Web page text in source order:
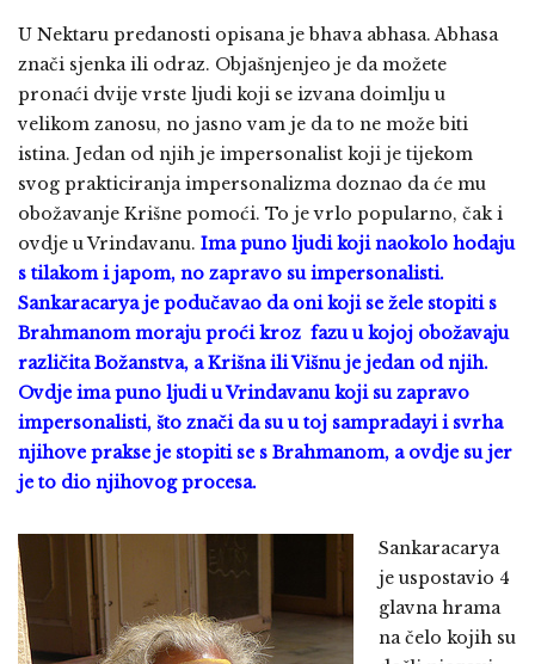
U Nektaru predanosti opisana je bhava abhasa. Abhasa
znači sjenka ili odraz. Objašnjenjeo je da možete
pronaći dvije vrste ljudi koji se izvana doimlju u
velikom zanosu, no jasno vam je da to ne može biti
istina. Jedan od njih je impersonalist koji je tijekom
svog prakticiranja impersonalizma doznao da će mu
obožavanje Krišne pomoći. To je vrlo popularno, čak i
ovdje u Vrindavanu. Ima puno ljudi koji naokolo hodaju
s tilakom i japom, no zapravo su impersonalisti.
Sankaracarya je podučavao da oni koji se žele stopiti s
Brahmanom moraju proći kroz fazu u kojoj obožavaju
različita Božanstva, a Krišna ili Višnu je jedan od njih.
Ovdje ima puno ljudi u Vrindavanu koji su zapravo
impersonalisti, što znači da su u toj sampradayi i svrha
njihove prakse je stopiti se s Brahmanom, a ovdje su jer
je to dio njihovog procesa.
Sankaracarya
je uspostavio 4
glavna hrama
na čelo kojih su